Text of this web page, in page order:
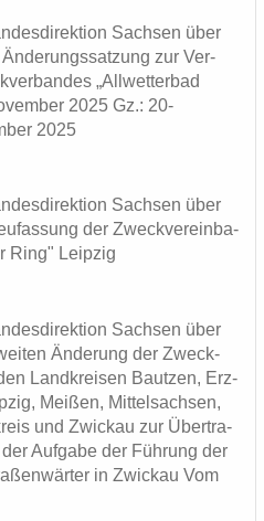
Sach­sen über
zur Ver­
„All­wet­ter­bad
2025 Gz.: 20-
2025
Sach­sen über
der Zweck­ver­ein­ba­
Ring" Leip­zig
Sach­sen über
Än­de­rung der Zweck­
Land­krei­sen Baut­zen, Erz­
Mei­ßen, Mit­tel­sach­sen,
und Zwi­ckau zur Über­tra­
Auf­ga­be der Füh­rung der
in Zwi­ckau Vom